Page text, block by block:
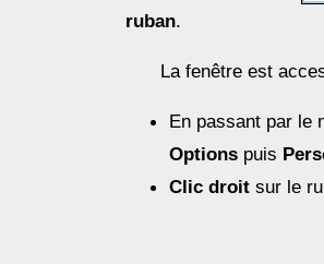
ruban.
La fenêtre est
En passant par le
Options puis
Clic droit sur le